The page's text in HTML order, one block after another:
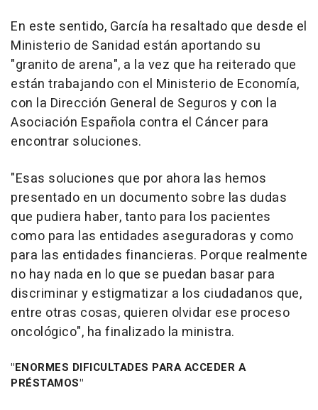
En este sentido, García ha resaltado que desde el
Ministerio de Sanidad están aportando su
"granito de arena", a la vez que ha reiterado que
están trabajando con el Ministerio de Economía,
con la Dirección General de Seguros y con la
Asociación Española contra el Cáncer para
encontrar soluciones.
"Esas soluciones que por ahora las hemos
presentado en un documento sobre las dudas
que pudiera haber, tanto para los pacientes
como para las entidades aseguradoras y como
para las entidades financieras. Porque realmente
no hay nada en lo que se puedan basar para
discriminar y estigmatizar a los ciudadanos que,
entre otras cosas, quieren olvidar ese proceso
oncológico", ha finalizado la ministra.
"ENORMES DIFICULTADES PARA ACCEDER A
PRÉSTAMOS"